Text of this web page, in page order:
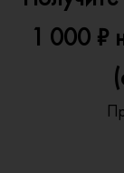
1 000 ₽